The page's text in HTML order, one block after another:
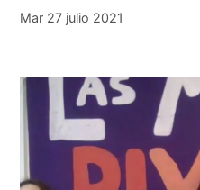
Mar 27 julio 2021